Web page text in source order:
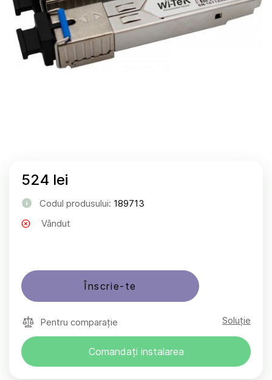
524 lei
Codul produsului: 189713
Vândut
Înscrie-te
Pentru comparație Soluție
Comandați instalarea